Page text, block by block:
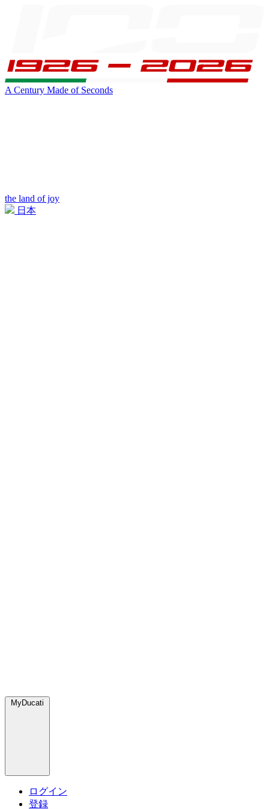
A Century Made of Seconds
the land of joy
日本
MyDucati
ログイン
登録